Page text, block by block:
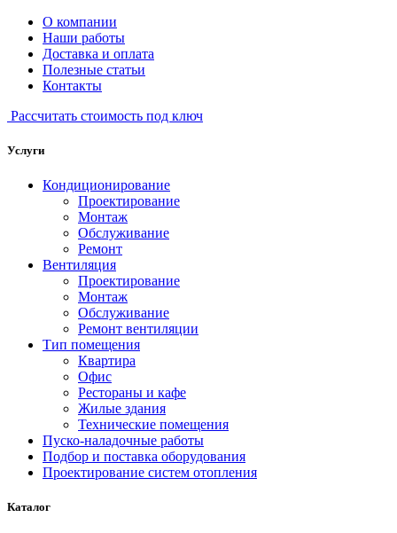
О компании
Наши работы
Доставка и оплата
Полезные статьи
Контакты
Рассчитать стоимость под ключ
Услуги
Кондиционирование
Проектирование
Монтаж
Обслуживание
Ремонт
Вентиляция
Проектирование
Монтаж
Обслуживание
Ремонт вентиляции
Тип помещения
Квартира
Офис
Рестораны и кафе
Жилые здания
Технические помещения
Пуско-наладочные работы
Подбор и поставка оборудования
Проектирование систем отопления
Каталог